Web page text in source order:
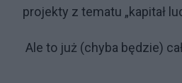
projekty z tematu „kapitał
Ale to już (chyba będzie)